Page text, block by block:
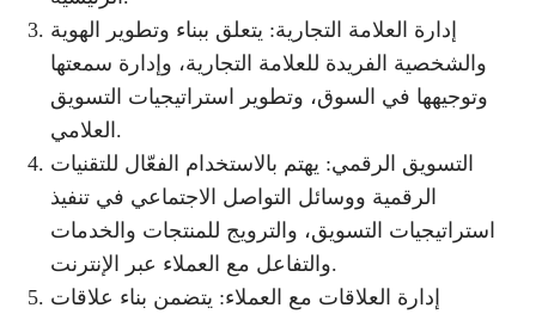
إدارة العلامة التجارية: يتعلق ببناء وتطوير الهوية
والشخصية الفريدة للعلامة التجارية، وإدارة سمعتها
وتوجيهها في السوق، وتطوير استراتيجيات التسويق
العلامي.
التسويق الرقمي: يهتم بالاستخدام الفعّال للتقنيات
الرقمية ووسائل التواصل الاجتماعي في تنفيذ
استراتيجيات التسويق، والترويج للمنتجات والخدمات
والتفاعل مع العملاء عبر الإنترنت.
إدارة العلاقات مع العملاء: يتضمن بناء علاقات